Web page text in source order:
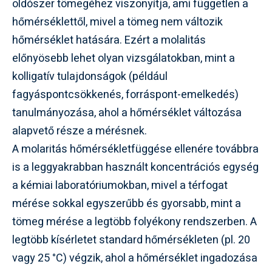
oldószer tömegéhez viszonyítja, ami független a
hőmérséklettől, mivel a tömeg nem változik
hőmérséklet hatására. Ezért a molalitás
előnyösebb lehet olyan vizsgálatokban, mint a
kolligatív tulajdonságok (például
fagyáspontcsökkenés, forráspont-emelkedés)
tanulmányozása, ahol a hőmérséklet változása
alapvető része a mérésnek.
A molaritás hőmérsékletfüggése ellenére továbbra
is a leggyakrabban használt koncentrációs egység
a kémiai laboratóriumokban, mivel a térfogat
mérése sokkal egyszerűbb és gyorsabb, mint a
tömeg mérése a legtöbb folyékony rendszerben. A
legtöbb kísérletet standard hőmérsékleten (pl. 20
vagy 25 °C) végzik, ahol a hőmérséklet ingadozása